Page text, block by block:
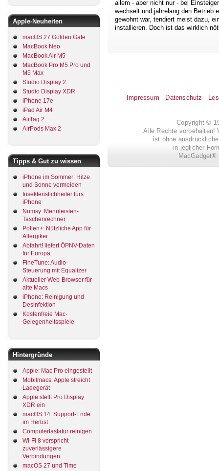
Apple-Neuheiten
macOS 27 Golden Gate
MacBook Neo
MacBook Air M5
MacBook Pro M5 Pro und
M5 Max
Studio Display 2
Studio Display XDR
iPhone 17e
iPad Air M4
AirTag 2
AirPods Max 2
Tipps & Gut zu wissen
iPhone im Sommer: Hitze
und Sonne vermeiden
Insektenstichheiler fürs
iPhone
Numsy: Menüleisten-
Taschenrechner
Pollen+: Nützliche App für
Allergiker
Abfahrt! liefert ÖPNV-Daten
für Europa
FineTune: Audio-
Steuerung mit Equalizer
Aktueller Web-Browser für
alte Macs
iPhone: Reinigung und
Desinfektion
Kostenfreie Mac-
Gelegenheitsspiele
Hintergründe
Apple: Mac Pro eingestellt
Mobilmacs: Apple streicht
Ladegerät
Apple stellt Pro Display
XDR ein
macOS 14: Support-Ende
im Herbst
Computertastatur reinigen
Wi-Fi 8 verspricht
zuverlässigere
Verbindungen
macOS 27 und Time
allem - aber nicht nur - bei
wechselt und jahrelang den Betrieb
gewohnt war, tendiert meist dazu,
installieren. Doch ist das wirklich
Impressum - Datenschutz -
Copyright ©
Alle Rechte vorbehalten!
ist ohne
in jeglicher
MacGadget®